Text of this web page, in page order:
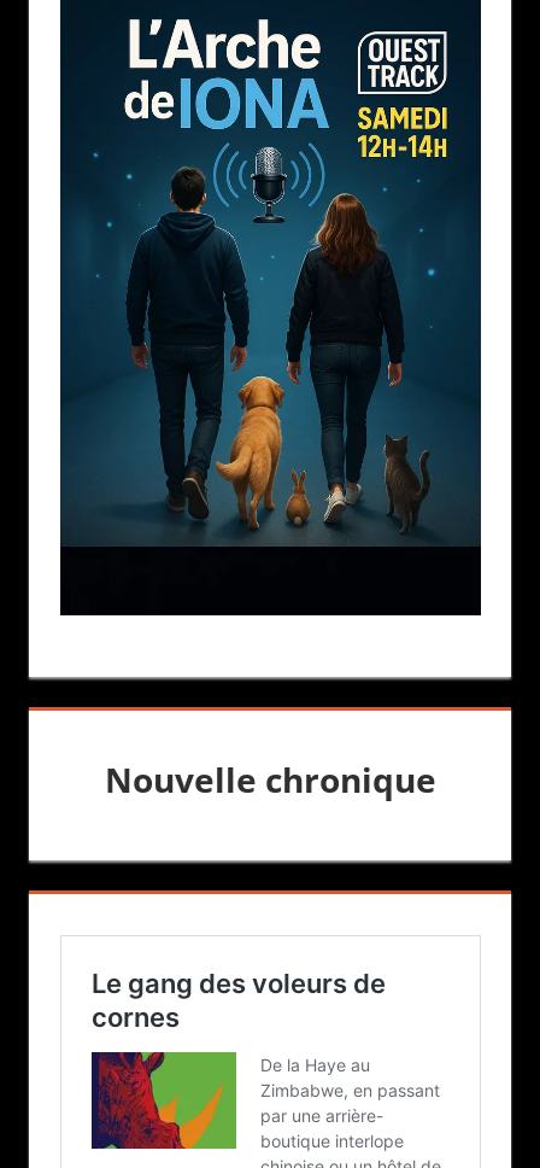
Nouvelle chronique